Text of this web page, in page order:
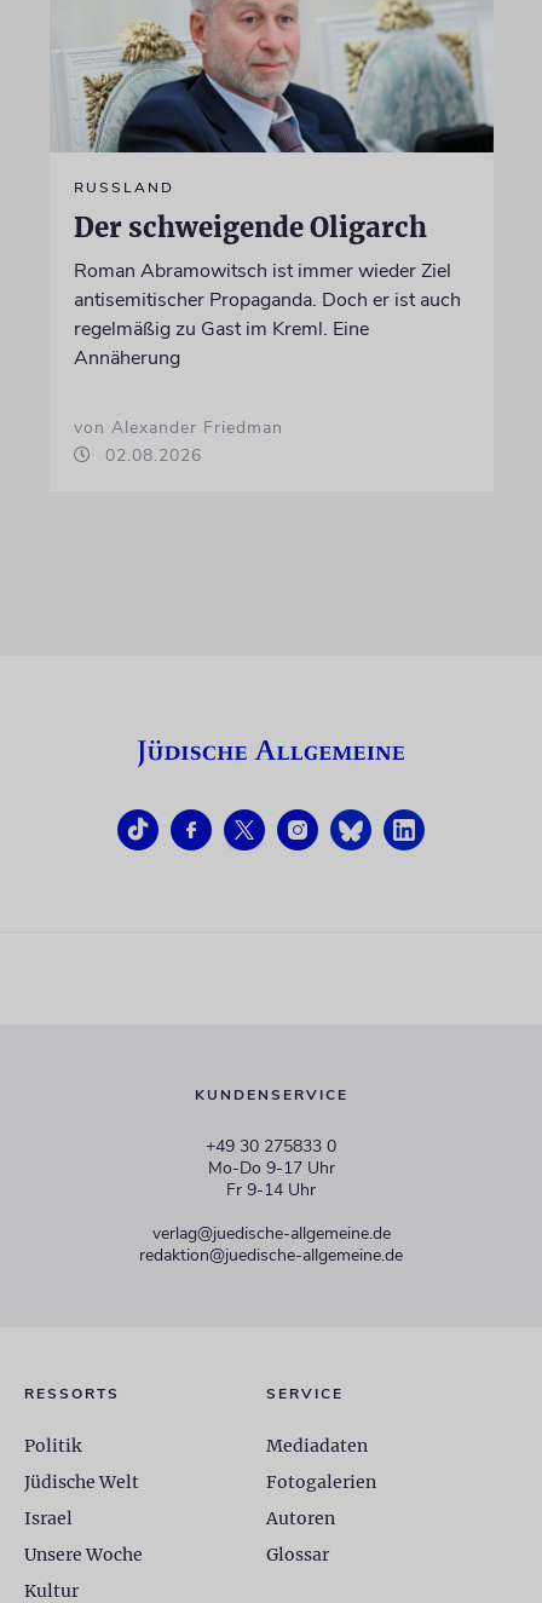
RUSSLAND
Der schweigende Oligarch
Roman Abramowitsch ist immer wieder Ziel
antisemitischer Propaganda. Doch er ist auch
regelmäßig zu Gast im Kreml. Eine
Annäherung
von Alexander Friedman
02.08.2026
KUNDENSERVICE
+49 30 275833 0
Mo-Do 9-17 Uhr
Fr 9-14 Uhr
verlag@juedische-allgemeine.de
redaktion@juedische-allgemeine.de
RESSORTS
Politik
Jüdische Welt
Israel
Unsere Woche
Kultur
SERVICE
Mediadaten
Fotogalerien
Autoren
Glossar